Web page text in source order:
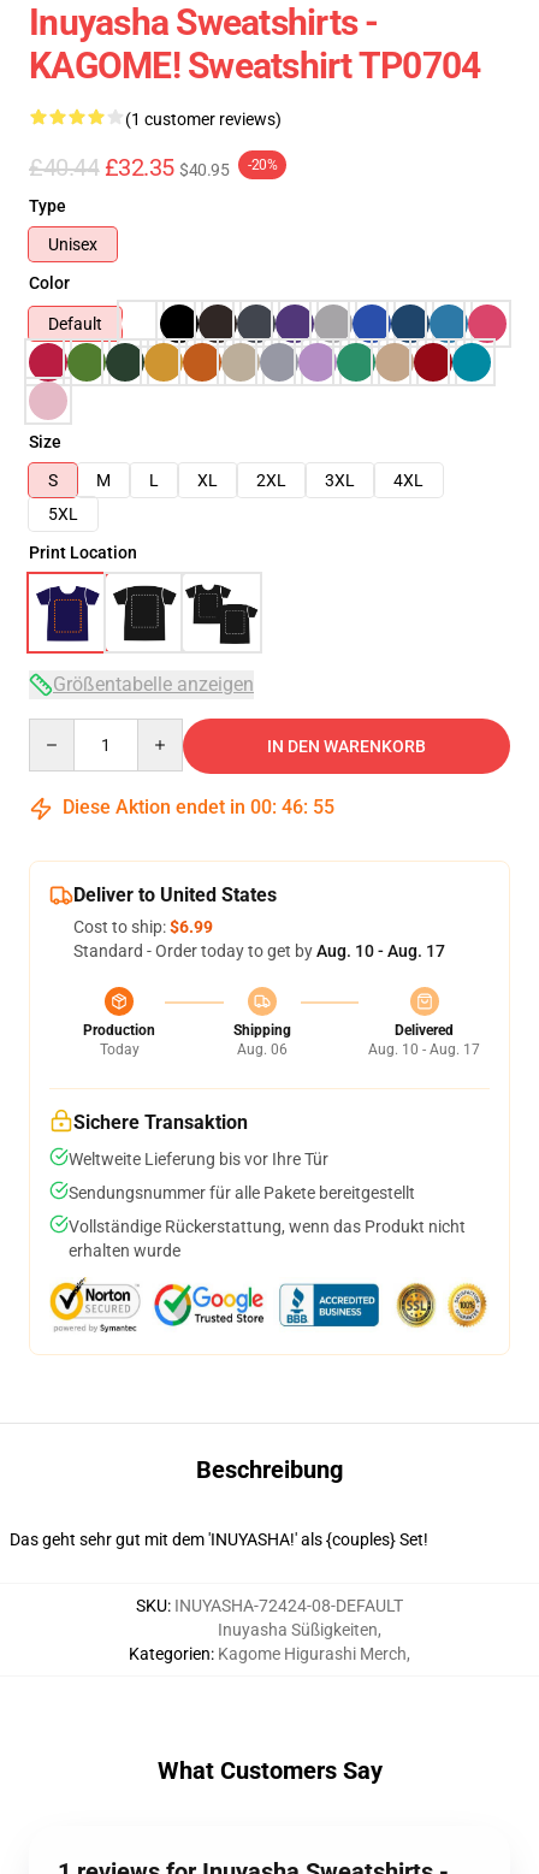
Inuyasha Sweatshirts -
KAGOME! Sweatshirt TP0704
(1 customer reviews)
£40.44 £32.35 $40.95 -20%
Type
Unisex
Color
Default
Size
S
M L XL 2XL 3XL
4XL
5XL
Print Location
Größentabelle anzeigen
IN DEN WARENKORB
Diese Aktion endet in 00: 46: 54
Deliver to United States
Cost to ship:$6.99
Standard - Order today to get byAug. 10 - Aug. 17
Production
Today
Shipping
Aug. 06
Delivered
Aug. 10 - Aug. 17
Sichere Transaktion
Weltweite Lieferung bis vor Ihre Tür
Sendungsnummer für alle Pakete bereitgestellt
Vollständige Rückerstattung, wenn das Produkt nicht
erhalten wurde
Beschreibung
Das geht sehr gut mit dem 'INUYASHA!' als {couples} Set!
SKU: INUYASHA-72424-08-DEFAULT
Kategorien:
Inuyasha Süßigkeiten,
Kagome Higurashi Merch,
What Customers Say